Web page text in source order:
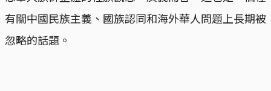
有關中國民族主義、國族認同和海外華人問題上長期被
忽略的話題。